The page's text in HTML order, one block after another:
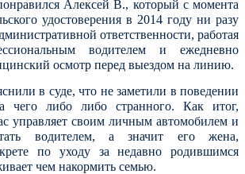
Алексей В., который с момента
удостоверения в 2014 году ни разу
ответственности, работая
водителем и ежедневно
осмотр перед выездом на линию.
в суде, что не заметили в поведении
чего либо либо странного. Как итог,
управляет своим личным автомобилем и
водителем, а значит его жена,
по уходу за недавно родившимся
чем накормить семью.